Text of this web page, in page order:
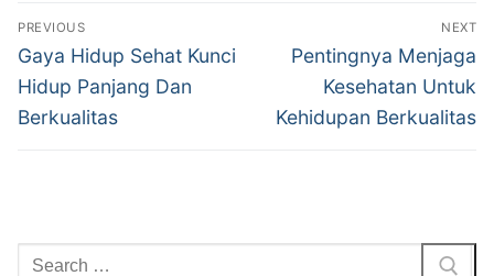
Navigasi
pos
PREVIOUS
Previous
post:
Gaya Hidup Sehat Kunci
Hidup Panjang Dan
Berkualitas
NEXT
Next
post:
Pentingnya Menjaga
Kesehatan Untuk
Kehidupan Berkualitas
Cari: